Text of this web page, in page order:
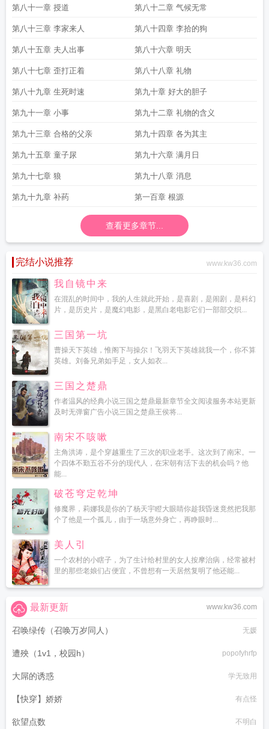
第八十一章 授道 第八十二章 气候无常
第八十三章 李家来人 第八十四章 李拾的狗
第八十五章 夫人出事 第八十六章 明天
第八十七章 歪打正着 第八十八章 礼物
第八十九章 生死时速 第九十章 好大的胆子
第九十一章 小事 第九十二章 礼物的含义
第九十三章 合格的父亲 第九十四章 各为其主
第九十五章 童子尿 第九十六章 满月日
第九十七章 狼 第九十八章 消息
第九十九章 补药 第一百章 根源
查看更多章节...
完结小说推荐 www.kw36.com
我自镜中来
在混乱的时间中，我的人生就此开始，是喜剧，是闹剧，是科幻
片，是历史片，是魔幻电影，是黑白老电影它们一部部交织...
三国第一坑
曹操天下英雄，惟阁下与操尔！飞羽天下英雄就我一个，你不算
英雄。刘备兄弟如手足，女人如衣...
三国之楚鼎
作者温风的经典小说三国之楚鼎最新章节全文阅读服务本站更新
及时无弹窗广告小说三国之楚鼎王侯将...
南宋不咳嗽
主角洪涛，是个穿越重生了三次的职业老手。这次到了南宋。一
个四体不勤五谷不分的现代人，在宋朝有活下去的机会吗？他
能...
破苍穹定乾坤
修魔界，莉娜我是你的了杨天宇瞪大眼睛你趁我昏迷竟然把我那
个了他是一个孤儿，由于一场意外身亡，再睁眼时...
美人引
一个农村的小瞎子，为了生计给村里的女人按摩治病，经常被村
里的那些老娘们占便宜，不曾想有一天居然复明了他还能...
www.kw36.com
最新更新
召唤绿传（召唤万岁同人） 无媛
遭殃（1v1，校园h） popofyhrfp
大屌的诱惑 学无致用
【快穿】娇娇 有点怪
欲望点数 不明白